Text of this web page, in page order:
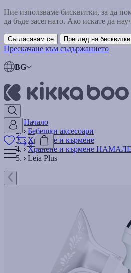
Ние използваме бисквитки, за да
да бъде засегнато. Ако искате да
Съгласявам се Преглед на бисквитки
Прескачане към съдържанието
BG
0
Начало
Бебешки аксесоари
Хранене и кърмене
Хранене и кърмене
Leia Plus